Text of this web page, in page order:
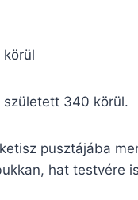
született 340 körül.
pusztájába
hat testvére